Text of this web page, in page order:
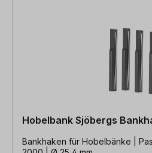
Hobelbank Sjöbergs
Bankhaken für Hobelbänke | Passend zu ELITE 1500 /